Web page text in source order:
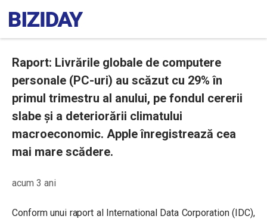
Raport: Livrările globale de computere
personale (PC-uri) au scăzut cu 29% în
primul trimestru al anului, pe fondul cererii
slabe și a deteriorării climatului
macroeconomic. Apple înregistrează cea
mai mare scădere.
acum 3 ani
Conform unui raport al International Data Corporation (IDC),